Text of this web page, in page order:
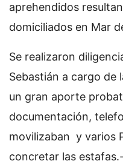
aprehendidos
domiciliados en Mar
Se realizaron
Sebastián a cargo de
un gran aporte
documentación,
movilizaban y varios
concretar las estafas.-